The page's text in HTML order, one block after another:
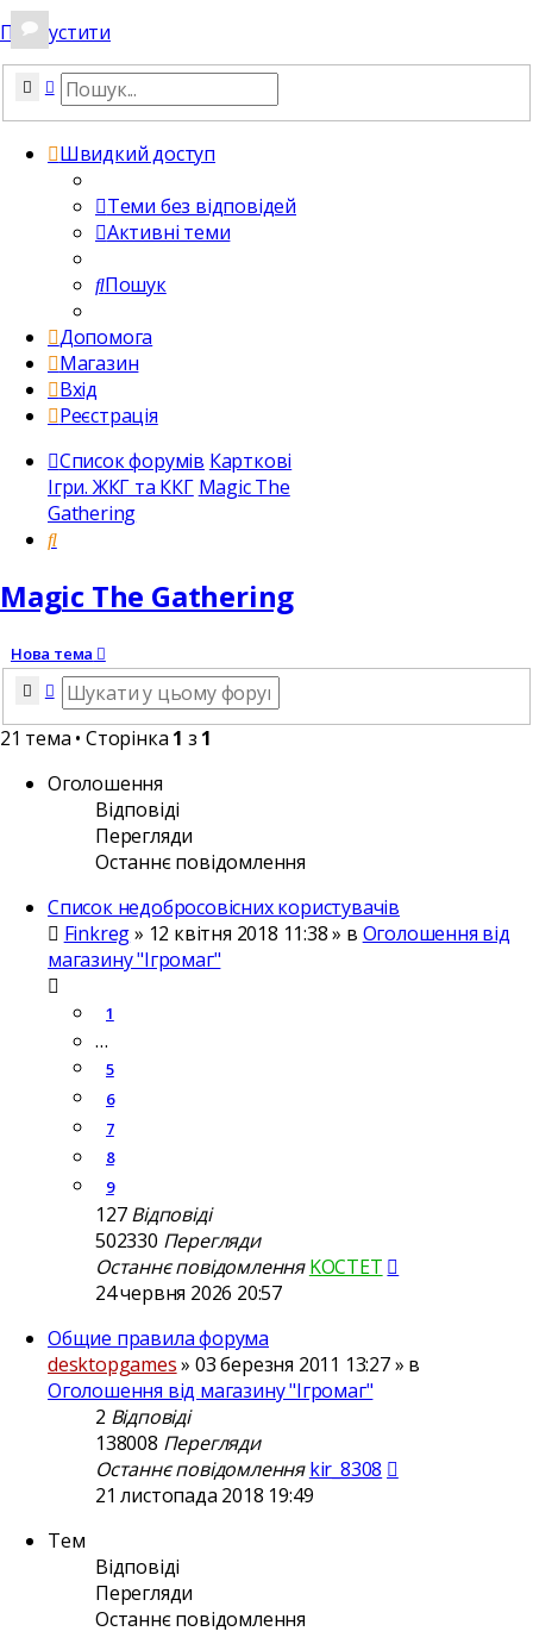
Пропустити
Пошук
Розширений пошук
Швидкий доступ
Теми без відповідей
Активні теми
Пошук
Допомога
Магазин
Вхід
Реєстрація
Список форумів Карткові
Ігри. ЖКГ та ККГ Magic The
Gathering
Пошук
Magic The Gathering
Нова тема
ПошукРозширений пошук
21 тема • Сторінка 1 з 1
Оголошення
Відповіді
Перегляди
Останнє повідомлення
Список недобросовісних користувачів
Finkreg» 12 квітня 2018 11:38» в Оголошення від
магазину "Ігромаг"
1
…
5
6
7
8
9
127Відповіді
502330 Перегляди
Останнє повідомленняKOCTET
24 червня 2026 20:57
Общие правила форума
desktopgames»03 березня 2011 13:27» в
Оголошення від магазину "Ігромаг"
2 Відповіді
138008 Перегляди
Останнє повідомленняkir_8308
21 листопада 2018 19:49
Тем
Відповіді
Перегляди
Останнє повідомлення